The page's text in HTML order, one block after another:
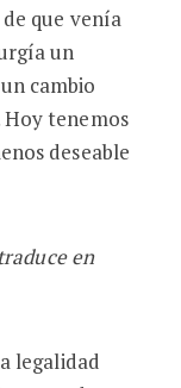
que venía
un
cambio
tenemos
deseable
en
legalidad